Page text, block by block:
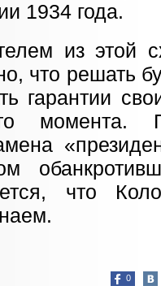
1934 года.
из этой
что решать
гарантии
момента.
что
0